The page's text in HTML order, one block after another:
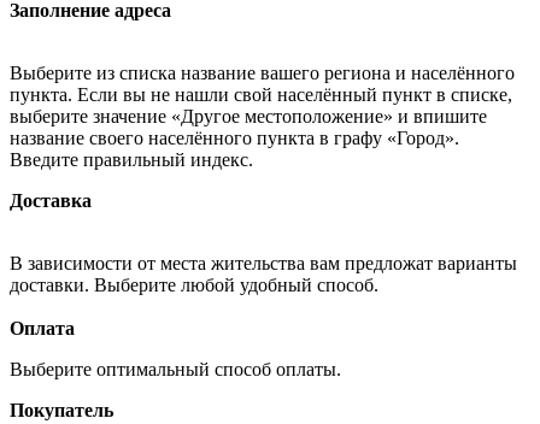
Заполнение адреса
Выберите из списка название вашего региона и населённого
пункта. Если вы не нашли свой населённый пункт в списке,
выберите значение «Другое местоположение» и впишите
название своего населённого пункта в графу «Город».
Введите правильный индекс.
Доставка
В зависимости от места жительства вам предложат варианты
доставки. Выберите любой удобный способ.
Оплата
Выберите оптимальный способ оплаты.
Покупатель